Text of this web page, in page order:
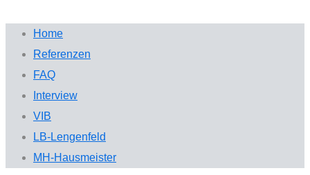
Home
Referenzen
FAQ
Interview
VIB
LB-Lengenfeld
MH-Hausmeister